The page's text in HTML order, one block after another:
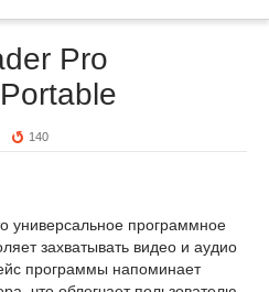
Pro
140
универсальное программное
захватывать видео и аудио
программы напоминает